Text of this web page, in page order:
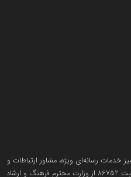
مردمی
در کشور
خدمات رسانه‌ای ویژه، مشاور ارتباطات و
رسانه و دارنده مجوز رسانه رسمی با شماره ثبت 86752 از وزارت محترم فرهنگ و ارشاد